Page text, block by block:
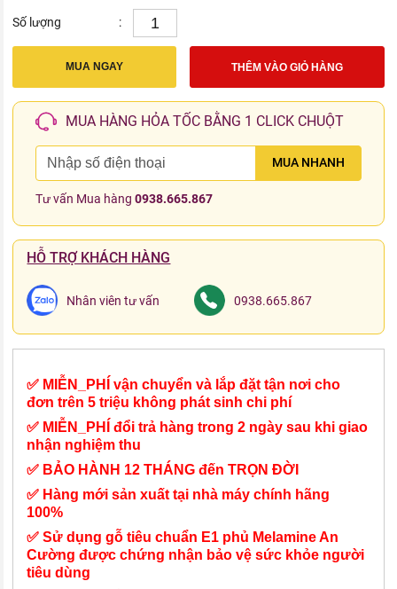
Số lượng :
MUA NGAY THÊM VÀO GIỎ HÀNG
MUA HÀNG HỎA TỐC BẰNG 1 CLICK CHUỘT
MUA NHANH
Tư vấn Mua hàng0938.665.867
HỖ TRỢ KHÁCH HÀNG
Nhân viên tư vấn 0938.665.867
✅ MIỄN_PHÍ vận chuyển và lắp đặt tận nơi cho
đơn trên 5 triệu không phát sinh chi phí
✅ MIỄN_PHÍ đổi trả hàng trong 2 ngày sau khi giao
nhận nghiệm thu
✅ BẢO HÀNH 12 THÁNG đến TRỌN ĐỜI
✅ Hàng mới sản xuất tại nhà máy chính hãng
100%
✅ Sử dụng gỗ tiêu chuẩn E1 phủ Melamine An
Cường được chứng nhận bảo vệ sức khỏe người
tiêu dùng